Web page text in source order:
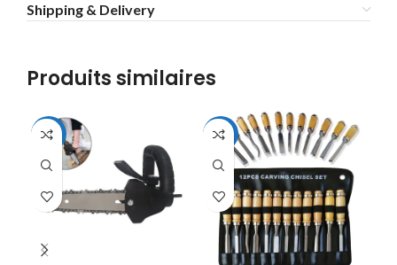
Shipping & Delivery
Produits similaires
-37% -19%